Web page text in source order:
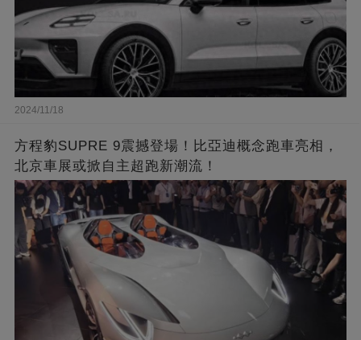
2024/11/18
方程豹SUPRE 9震撼登場！比亞迪概念跑車亮相，
北京車展或掀自主超跑新潮流！